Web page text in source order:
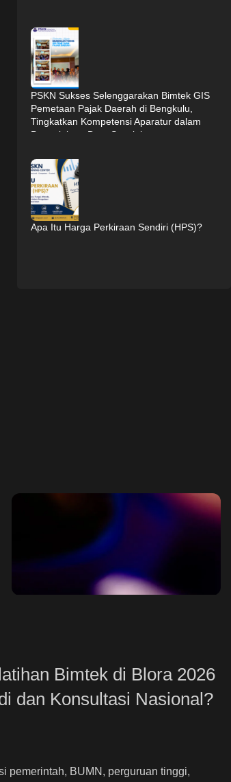
PSKN Sukses Selenggarakan Bimtek GIS
Pemetaan Pajak Daerah di Bengkulu,
Tingkatkan Kompetensi Aparatur dalam
Pengelolaan Data Spasial
Apa Itu Harga Perkiraan Sendiri (HPS)?
workshop untuk instansi
pemerintah & swasta di seluruh
indonesia.
Bimtek di Blora 2026
dan Konsultasi Nasional?
pemerintah, BUMN, perguruan tinggi,